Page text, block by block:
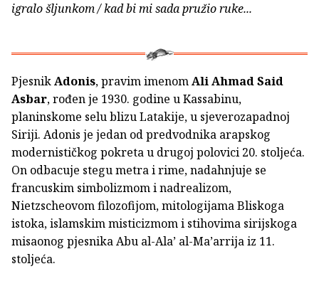
igralo šljunkom / kad bi mi sada pružio ruke...
PjesnikAdonis, pravim imenomAli Ahmad Said
Asbar, rođen je 1930. godine u Kassabinu,
planinskome selu blizu Latakije, u sjeverozapadnoj
Siriji. Adonis je jedan od predvodnika arapskog
modernističkog pokreta u drugoj polovici 20. stoljeća.
On odbacuje stegu metra i rime, nadahnjuje se
francuskim simbolizmom i nadrealizom,
Nietzscheovom filozofijom, mitologijama Bliskoga
istoka, islamskim misticizmom i stihovima sirijskoga
misaonog pjesnika Abu al-Ala’ al-Ma’arrija iz 11.
stoljeća.